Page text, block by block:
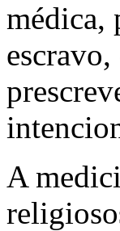
médica,
escravo,
A